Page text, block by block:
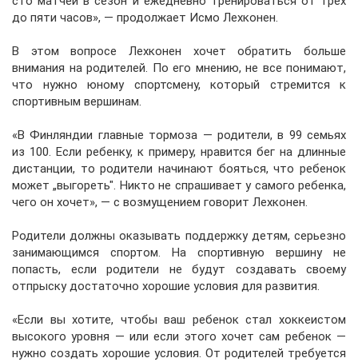
до пяти часов», — продолжает Исмо Лехконен.
В этом вопросе Лехконен хочет обратить больше
внимания на родителей. По его мнению, не все понимают,
что нужно юному спортсмену, который стремится к
спортивным вершинам.
«В Финляндии главные тормоза — родители, в 99 семьях
из 100. Если ребенку, к примеру, нравится бег на длинные
дистанции, то родители начинают бояться, что ребенок
может „выгореть". Никто не спрашивает у самого ребенка,
чего он хочет», — с возмущением говорит Лехконен.
Родители должны оказывать поддержку детям, серьезно
занимающимся спортом. На спортивную вершину не
попасть, если родители не будут создавать своему
отпрыску достаточно хорошие условия для развития.
«Если вы хотите, чтобы ваш ребенок стал хоккеистом
высокого уровня — или если этого хочет сам ребенок —
нужно создать хорошие условия. От родителей требуется